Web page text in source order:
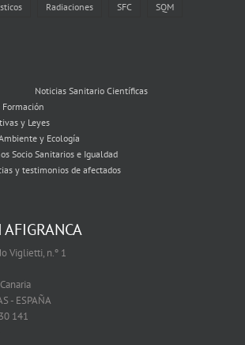
Radiaciones SFC SQM
Noticias Sanitario Científicas
y Leyes
y Ecología
Socio Sanitarios e Igualdad
y testimonios de afectados
Viglietti, n.º 1
- ESPAÑA
141